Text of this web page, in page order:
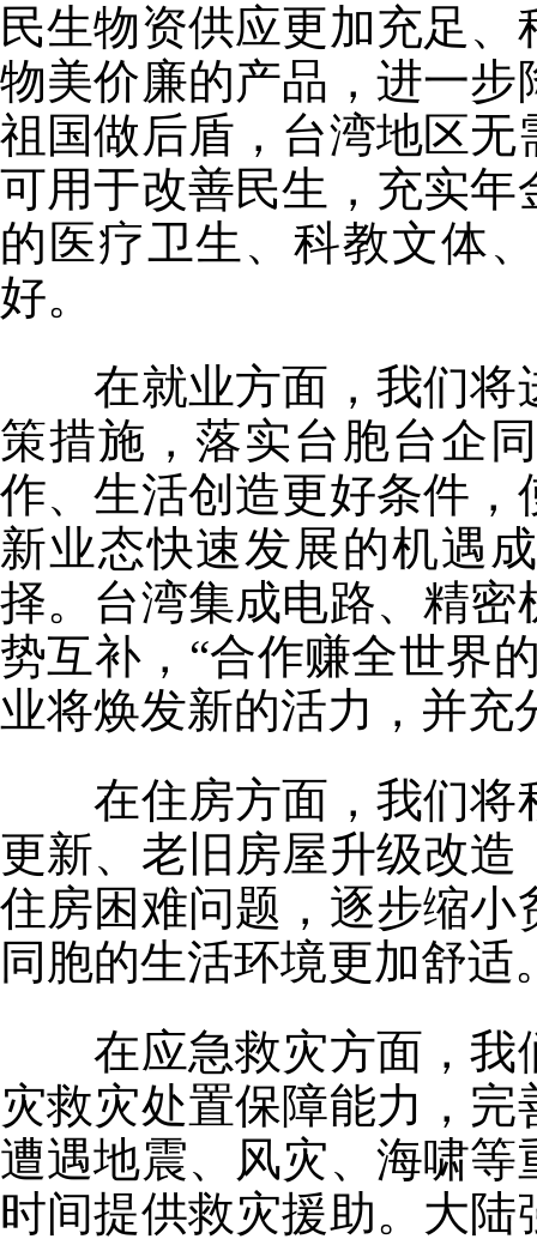
民生物资供应更加充足
物美价廉的产品，进一
祖国做后盾，台湾地区
可用于改善民生，充实
的医疗卫生、科教文体
好。
在就业方面，我们将
策措施，落实台胞台企
作、生活创造更好条件
新业态快速发展的机遇
择。台湾集成电路、精
势互补，“合作赚全世界
业将焕发新的活力，并充
在住房方面，我们将
更新、老旧房屋升级改
住房困难问题，逐步缩
同胞的生活环境更加舒适
在应急救灾方面，我
灾救灾处置保障能力，
遭遇地震、风灾、海啸
时间提供救灾援助。大